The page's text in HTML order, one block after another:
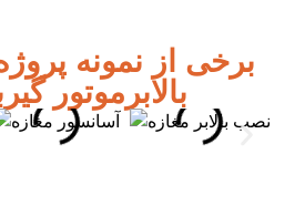
برخی از نمونه
بالابرموتور